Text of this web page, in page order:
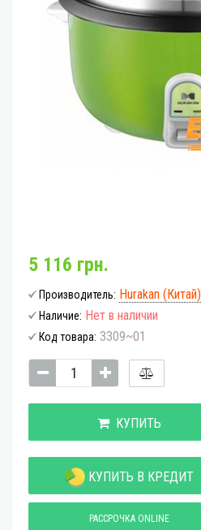
5 116 грн.
Производитель: Hurakan (Китай)
Наличие: Нет в наличии
Код товара: 3309~01
КУПИТЬ
КУПИТЬ В КРЕДИТ
РАССРОЧКА ONLINE